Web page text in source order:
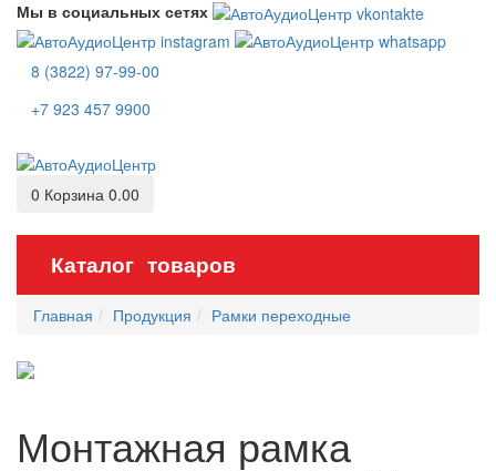
Мы в социальных сетях
8 (3822) 97-99-00
+7 923 457 9900
0 Корзина 0.00
Каталог товаров
Главная Продукция Рамки переходные
Монтажная рамка